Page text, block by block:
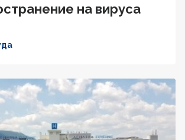
на вируса